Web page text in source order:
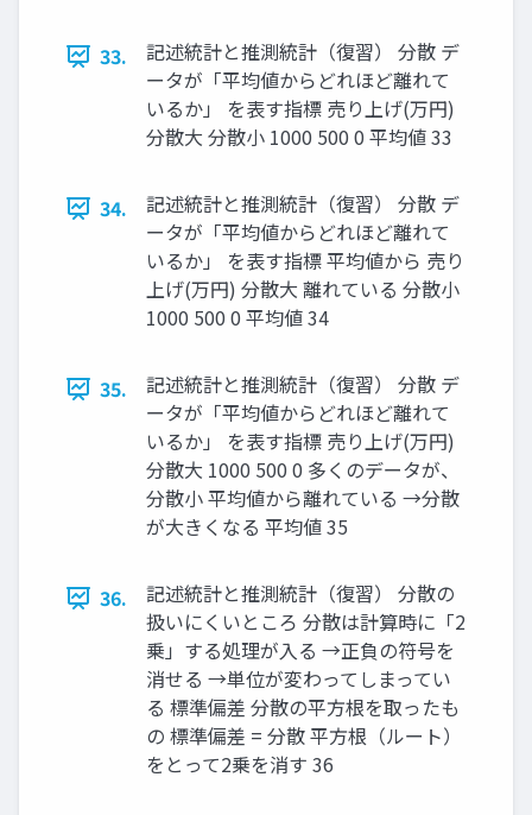
33.
記述統計と推測統計（復習） 分散 デ
ータが「平均値からどれほど離れて
いるか」 を表す指標 売り上げ(万円)
分散大 分散小 1000 500 0 平均値 33
34.
記述統計と推測統計（復習） 分散 デ
ータが「平均値からどれほど離れて
いるか」 を表す指標 平均値から 売り
上げ(万円) 分散大 離れている 分散小
1000 500 0 平均値 34
35.
記述統計と推測統計（復習） 分散 デ
ータが「平均値からどれほど離れて
いるか」 を表す指標 売り上げ(万円)
分散大 1000 500 0 多くのデータが、
分散小 平均値から離れている →分散
が大きくなる 平均値 35
36.
記述統計と推測統計（復習） 分散の
扱いにくいところ 分散は計算時に「2
乗」する処理が入る →正負の符号を
消せる →単位が変わってしまってい
る 標準偏差 分散の平方根を取ったも
の 標準偏差 = 分散 平方根（ルート）
をとって2乗を消す 36